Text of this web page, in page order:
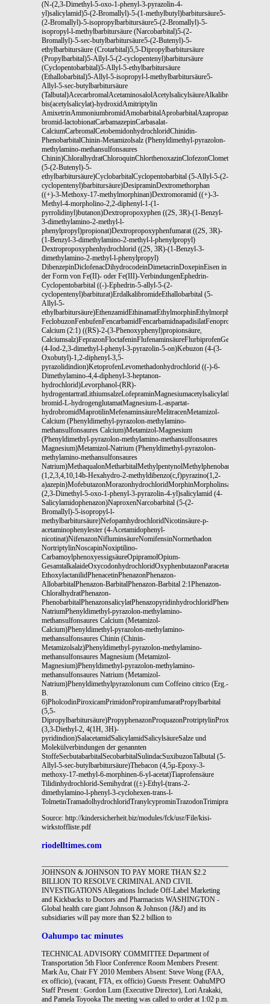
(N-(2,3-Dimethyl-5-oxo-1-phenyl-3-pyrazolin-4-
yl)salicylamid)5-(2-Bromallyl)-5-(1-methylbutyl)barbitursäure5-
(2-Bromallyl)-5-isopropylbarbitursäure5-(2-Bromallyl)-5-
isopropyl-l-methylbarbitursäure (Narcobarbital)5-(2-
Bromallyl)-5-sec-butylbarbitursäure5-(2-Butenyl)-5-
ethylbarbitursäure (Crotarbital)5,5-Dipropylbarbitursäure
(Propylbarbital)5-Allyl-5-(2-cyclopentenyl)barbitursäure
(Cyclopentobarbital)5-Allyl-5-ethylbarbitursäure
(Ethallobarbital)5-Allyl-5-isopropyl-l-methylbarbitursäure5-
Allyl-5-sec-butylbarbitursäure
bis(acetylsalicylat)-hydroxidAmitriptylin
bromid-lactobionatCarbamazepinCarbasalat-
CalciumCarbromalCetobemidonhydrochloridChinidin-
PhenobarbitalChinin-Metamizolsalz (Phenyldimethyl-pyrazolon-
methylamino-methansulfonsaures
(5-(2-Butenyl)-5-
ethylbarbitursäure)CyclobarbitalCyclopentobarbital (5-Allyl-5-(2-
cyclopentenyl)barbitursäure)DesipraminDextromethorphan
((+)-3-Methoxy-17-methylmorphinan)Dextromoramid ((+)-3-
Methyl-4-morpholino-2,2-diphenyl-1-(1-
pyrrolidinyl)butanon)Dextropropoxyphen ((2S, 3R)-(1-Benzyl-
3-dimethylamino-2-methyl-l-
phenylpropyl)propionat)Dextropropoxyphenfumarat ((2S, 3R)-
(1-Benzyl-3-dimethylamino-2-methyl-l-phenylpropyl)
Dextropropoxyphenhydrochlorid ((2S, 3R)-(1-Benzyl-3-
dimethylamino-2-methyl-l-phenylpropyl)
DibenzepinDiclofenacDihydrocodeinDimetacrinDoxepinEisen in
der Form von Fe(II)- oder Fe(III)-VerbindungenEphedrin-
Cyclopentobarbital ((-)-Ephedrin-5-allyl-5-(2-
cyclopentenyl)barbiturat)ErdalkalibromideEthallobarbital (5-
Allyl-5-
FeclobuzonFenbufenFencarbamidFencarbamidnapadisilatFenoprofen-
Calcium (2:1) ((RS)-2-(3-Phenoxyphenyl)propionsäure,
(4-Iod-2,3-dimethyl-l-phenyl-3-pyrazolin-5-on)Kebuzon (4-(3-
Oxobutyl)-1,2-diphenyl-3,5-
pyrazolidindion)KetoprofenLevomethadonhydrochlorid ((-)-6-
Dimethylamino-4,4-diphenyl-3-heptanon-
hydrochlorid)Levorphanol-(RR)-
hydrogentartratLithiumsalzeLofepraminMagnesiumacetylsalicylatMagnesium-
bromid-L-hydrogenglutamatMagnesium-L-aspartat-
hydrobromidMaprotilinMefenaminsäureMelitracenMetamizol-
Calcium (Phenyldimethyl-pyrazolon-methylamino-
methansulfonsaures Calcium)Metamizol-Magnesium
(Phenyldimethyl-pyrazolon-methylamino-methansulfonsaures
Magnesium)Metamizol-Natrium (Phenyldimethyl-pyrazolon-
methylamino-methansulfonsaures
(1,2,3,4,10,14b-Hexahydro-2-methyldibenzo(c,f)pyrazino(1,2-
a)azepin)MofebutazonMorazonhydrochloridMorphinMorpholinsalicylatN-
(2,3-Dimethyl-5-oxo-1-phenyl-3-pyrazolin-4-yl)salicylamid (4-
Salicylamidophenazon)NaproxenNarcobarbital (5-(2-
Bromallyl)-5-isopropyl-l-
methylbarbitursäure)NefopamhydrochloridNicotinsäure-p-
acetaminophenylester (4-Acetamidophenyl-
nicotinat)NifenazonNifluminsäureNomifensinNormethadon
NortriptylinNoscapinNoxiptilino-
CarbamoylphenoxyessigsäureOpipramolOpium-
EthoxylactanilidPhenacetinPhenazonPhenazon-
AllobarbitalPhenazon-BarbitalPhenazon-Barbital 2:1Phenazon-
ChloralhydratPhenazon-
NatriumPhenyldimethyl-pyrazolon-methylamino-
methansulfonsaures Calcium (Metamizol-
Calcium)Phenyldimethyl-pyrazolon-methylamino-
methansulfonsaures Chinin (Chinin-
Metamizolsalz)Phenyldimethyl-pyrazolon-methylamino-
methansulfonsaures Magnesium (Metamizol-
Magnesium)Phenyldimethyl-pyrazolon-methylamino-
methansulfonsaures Natrium (Metamizol-
Natrium)Phenyldimethylpyrazolonum cum Coffeino citrico (Erg.-
B.
6)PholcodinPiroxicamPrimidonPropiramfumaratPropylbarbital
(5,5-
(3,3-Diethyl-2, 4(1H, 3H)-
pyridindion)SalacetamidSalicylamidSalicylsäureSalze und
Molekülverbindungen der genannten
StoffeSecbutabarbitalSecobarbitalSulindacSuxibuzonTalbutal (5-
Allyl-5-sec-butylbarbitursäure)Thebacon (4,5µ-Epoxy-3-
methoxy-17-methyl-6-morphinen-6-yl-acetat)Tiaprofensäure
Tilidinhydrochlorid-Semihydrat ((±)-Ethyl-(trans-2-
dimethylamino-l-phenyl-3-cyclohexen-trans-l-
Source: http://kindersicherheit.biz/modules/fck/usr/File/kisi-
wirkstoffliste.pdf
riodelltimes.com
JOHNSON & JOHNSON TO PAY MORE THAN $2.2
BILLION TO RESOLVE CRIMINAL AND CIVIL
INVESTIGATIONS Allegations Include Off-Label Marketing
and Kickbacks to Doctors and Pharmacists WASHINGTON -
Global health care giant Johnson & Johnson (J&J) and its
subsidiaries will pay more than $2.2 billion to
Oahumpo tac minutes
TECHNICAL ADVISORY COMMITTEE Department of
Transportation 5th Floor Conference Room Members Present:
Mark Au, Chair FY 2010 Members Absent: Steve Wong (FAA,
ex officio), (vacant, FTA, ex officio) Guests Present: OahuMPO
Staff Present : Gordon Lum (Executive Director), Lori Arakaki,
and Pamela Toyooka The meeting was called to order at 1:02 p.m.